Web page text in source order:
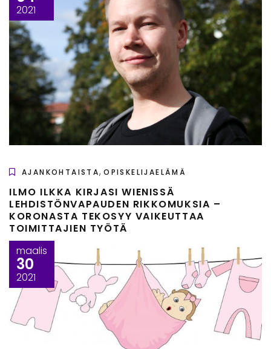
2021
AJANKOHTAISTA,OPISKELIJAELÄMÄ
ILMO ILKKA KIRJASI WIENISSÄ
LEHDISTÖNVAPAUDEN RIKKOMUKSIA –
KORONASTA TEKOSYY VAIKEUTTAA
TOIMITTAJIEN TYÖTÄ
maalis
30
2021